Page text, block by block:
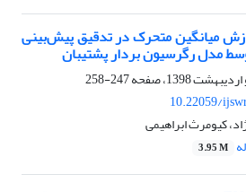
میانگین متحرک در تدقیق پیش‌بینی
مدل رگرسیون بردار پشتیبان
247-258
10.22059/
کیومرث ابراهیمی
3.95 M